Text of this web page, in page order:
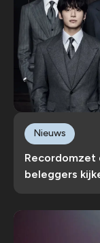
Recordomzet
beleggers
Nieuws